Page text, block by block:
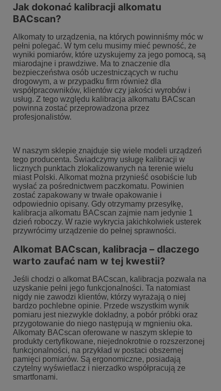
Jak dokonać kalibracji alkomatu
BACscan?
Alkomaty to urządzenia, na których powinniśmy móc w
pełni polegać. W tym celu musimy mieć pewność, że
wyniki pomiarów, które uzyskujemy za jego pomocą, są
miarodajne i prawdziwe. Ma to znaczenie dla
bezpieczeństwa osób uczestniczących w ruchu
drogowym, a w przypadku firm również dla
współpracowników, klientów czy jakości wyrobów i
usług. Z tego względu kalibracja alkomatu BACscan
powinna zostać przeprowadzona przez
profesjonalistów.
W naszym sklepie znajduje się wiele modeli urządzeń
tego producenta. Świadczymy usługę kalibracji w
licznych punktach zlokalizowanych na terenie wielu
miast Polski. Alkomat można przynieść osobiście lub
wysłać za pośrednictwem paczkomatu. Powinien
zostać zapakowany w trwałe opakowanie i
odpowiednio opisany. Gdy otrzymamy przesyłkę,
kalibracja alkomatu BACscan zajmie nam jedynie 1
dzień roboczy. W razie wykrycia jakichkolwiek usterek
przywrócimy urządzenie do pełnej sprawności.
Alkomat BACscan, kalibracja – dlaczego
warto zaufać nam w tej kwestii?
Jeśli chodzi o alkomat BACscan, kalibracja pozwala na
uzyskanie pełni jego funkcjonalności. Ta natomiast
nigdy nie zawodzi klientów, którzy wyrażają o niej
bardzo pochlebne opinie. Przede wszystkim wynik
pomiaru jest niezwykle dokładny, a pobór próbki oraz
przygotowanie do niego następują w mgnieniu oka.
Alkomaty BACscan oferowane w naszym sklepie to
produkty certyfikowane, niejednokrotnie o rozszerzonej
funkcjonalności, na przykład w postaci obszernej
pamięci pomiarów. Są ergonomiczne, posiadają
czytelny wyświetlacz i nierzadko współpracują ze
smartfonami.